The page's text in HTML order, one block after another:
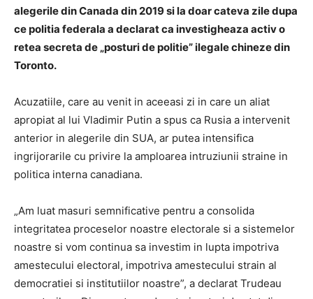
alegerile din Canada din 2019 si la doar cateva zile dupa
ce politia federala a declarat ca investigheaza activ o
retea secreta de „posturi de politie” ilegale chineze din
Toronto.
Acuzatiile, care au venit in aceeasi zi in care un aliat
apropiat al lui Vladimir Putin a spus ca Rusia a intervenit
anterior in alegerile din SUA, ar putea intensifica
ingrijorarile cu privire la amploarea intruziunii straine in
politica interna canadiana.
„Am luat masuri semnificative pentru a consolida
integritatea proceselor noastre electorale si a sistemelor
noastre si vom continua sa investim in lupta impotriva
amestecului electoral, impotriva amestecului strain al
democratiei si institutiilor noastre”, a declarat Trudeau